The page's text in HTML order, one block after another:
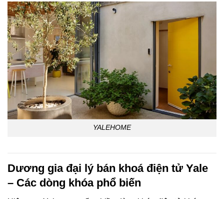
YALEHOME
Dương gia đại lý bán khoá điện tử Yale
– Các dòng khóa phổ biến